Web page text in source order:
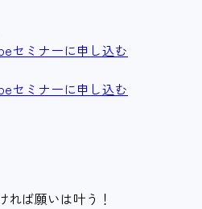
セミナーに申し込む
セミナーに申し込む
れば願いは叶う！